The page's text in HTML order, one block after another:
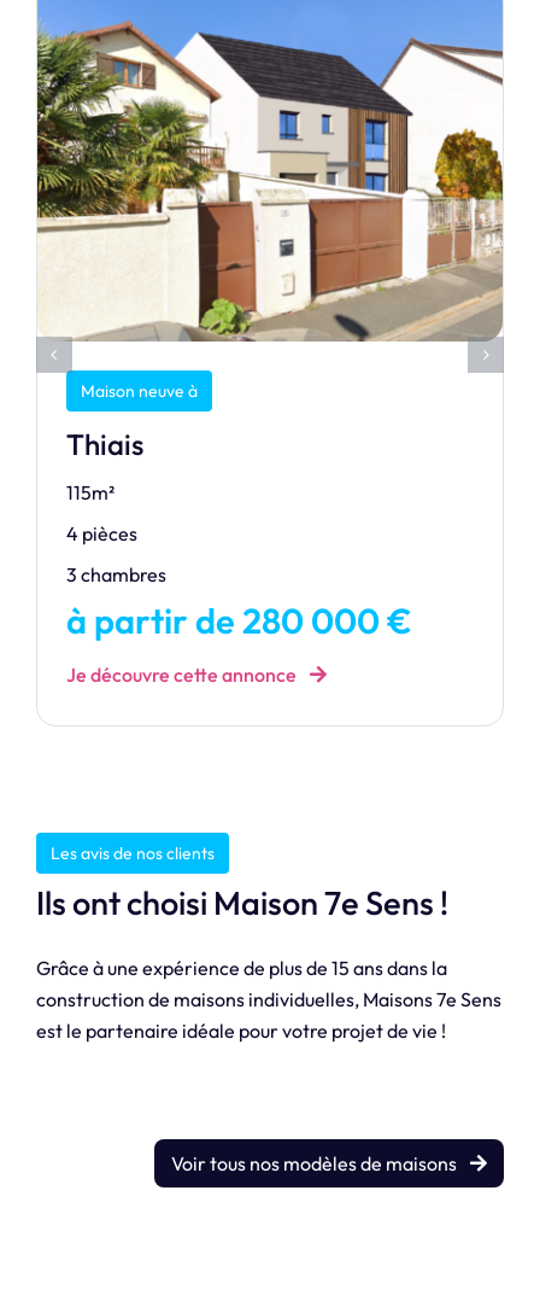
Maison neuve à
Thiais
115m²
4 pièces
3 chambres
à partir de 280 000 €
Je découvre cette annonce
Les avis de nos clients
Ils ont choisi Maison 7e Sens !
Grâce à une expérience de plus de 15 ans dans la
construction de maisons individuelles, Maisons 7e Sens
est le partenaire idéale pour votre projet de vie !
Voir tous nos modèles de maisons